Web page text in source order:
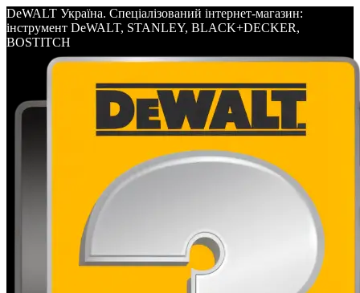
DeWALT Україна. Спеціалізований інтернет-магазин:
інструмент DeWALT, STANLEY, BLACK+DECKER,
BOSTITCH